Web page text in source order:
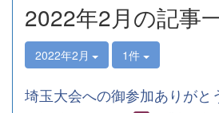
2022年2月の記事
2022年2月 1件
埼玉大会への御参加ありがと